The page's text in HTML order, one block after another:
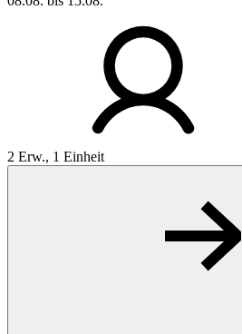
2 Erw., 1 Einheit